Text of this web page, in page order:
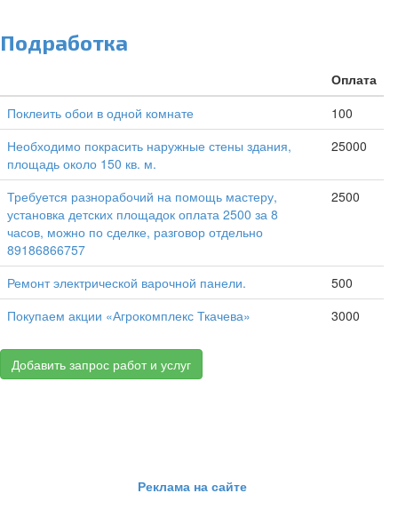
Подработка
Оплата
Поклеить обои в одной комнате
100
Необходимо покрасить наружные стены здания,
площадь около 150 кв. м.
25000
Требуется разнорабочий на помощь мастеру,
установка детских площадок оплата 2500 за 8
часов, можно по сделке, разговор отдельно
89186866757
2500
Ремонт электрической варочной панели.
500
Покупаем акции «Агрокомплекс Ткачева»
3000
Добавить запрос работ и услуг
Реклама на сайте